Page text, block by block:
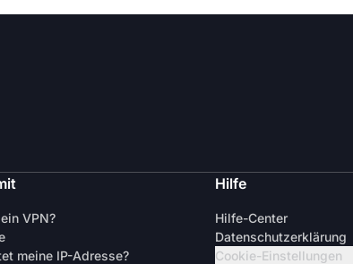
VPN?
meine IP-Adresse?
Hilfe
Hilfe-Center
Datenschutzerklärung
Cookie-Einstellungen